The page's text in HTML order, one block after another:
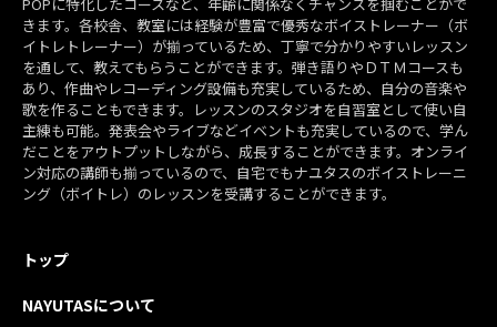
POPに特化したコースなど、年齢に関係なくチャンスを掴むことがで
きます。各校舎、教室には経験が豊富で優秀なボイストレーナー（ボ
イトレトレーナー）が揃っているため、丁寧で分かりやすいレッスン
を通して、教えてもらうことができます。弾き語りやＤＴＭコースも
あり、作曲やレコーディング設備も充実しているため、自分の音楽や
歌を作ることもできます。レッスンのスタジオを自習室として使い自
主練も可能。発表会やライブなどイベントも充実しているので、学ん
だことをアウトプットしながら、成長することができます。オンライ
ン対応の講師も揃っているので、自宅でもナユタスのボイストレーニ
ング（ボイトレ）のレッスンを受講することができます。
トップ
NAYUTASについて